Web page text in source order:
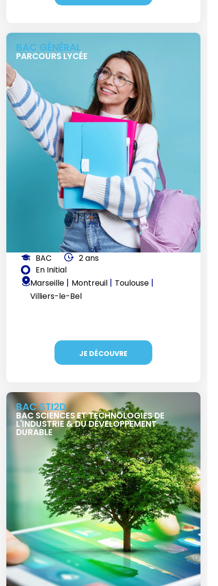
BAC GÉNÉRAL
PARCOURS LYCÉE
BAC
2 ans
En Initial
Marseille | Montreuil | Toulouse |
Villiers-le-Bel
JE DÉCOUVRE
BAC STI2D
BAC SCIENCES ET TECHNOLOGIES DE
L'INDUSTRIE & DU DÉVELOPPEMENT
DURABLE